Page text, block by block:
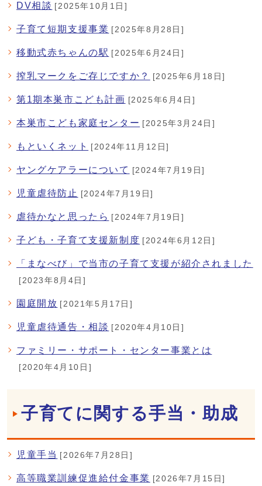
DV相談 [2025年10月1日]
子育て短期支援事業 [2025年8月28日]
移動式赤ちゃんの駅 [2025年6月24日]
搾乳マークをご存じですか？ [2025年6月18日]
第1期本巣市こども計画 [2025年6月4日]
本巣市こども家庭センター [2025年3月24日]
もといくネット [2024年11月12日]
ヤングケアラーについて [2024年7月19日]
児童虐待防止 [2024年7月19日]
虐待かなと思ったら [2024年7月19日]
子ども・子育て支援新制度 [2024年6月12日]
「まなべび」で当市の子育て支援が紹介されました
[2023年8月4日]
園庭開放 [2021年5月17日]
児童虐待通告・相談 [2020年4月10日]
ファミリー・サポート・センター事業とは
[2020年4月10日]
子育てに関する手当・助成
児童手当 [2026年7月28日]
高等職業訓練促進給付金事業 [2026年7月15日]